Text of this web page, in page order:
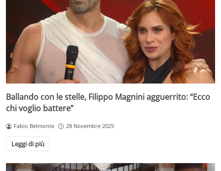
Ballando con le stelle, Filippo Magnini agguerrito: “Ecco
chi voglio battere”
Fabio Belmonte 28 Novembre 2025
Leggi di più